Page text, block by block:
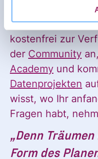
Daten
Unsere Angebote
kostenfrei zur
der Community
Academy und
Datenprojekten
wisst, wo Ihr
Fragen habt,
„Denn
Form des
Einwilligung
*
Ja, ich
des Civic
erhalten.
kann ich
Ich habe